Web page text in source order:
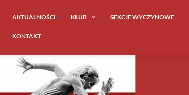
AKTUALNOŚCI KLUB SEKCJE WYCZYNOWE
KONTAKT